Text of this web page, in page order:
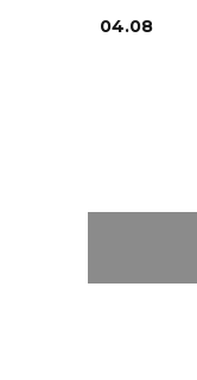
04.08